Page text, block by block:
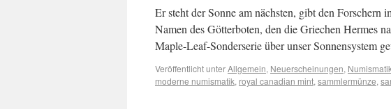
Er steht der Sonne am nächsten, gibt den Forschern
Namen des Götterboten, den die Griechen Hermes
Maple-Leaf-Sonderserie über unser Sonnensystem
Veröffentlicht unterAllgemein, Neuerscheinungen,
moderne numismatik, royal canadian mint, sammlermünze,